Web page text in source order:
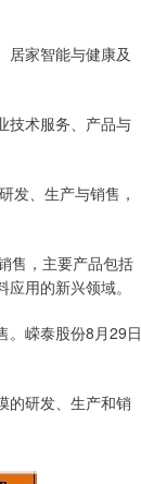
居家智能与健康及
技术服务、产品与
发、生产与销售，
售，主要产品包括
用的新兴领域。
。嵘泰股份8月29日
的研发、生产和销